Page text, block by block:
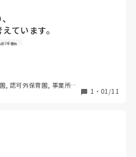
ています。
ださい！
ー　1
遊び場　1
活動
, 認可外保育園, 事業所内
1 ・ 01/11